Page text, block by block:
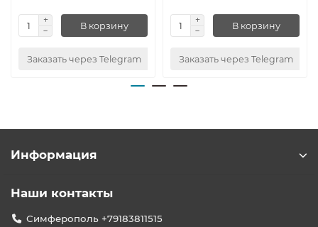
В корзину
Заказать через Telegram
В корзину
Заказать через Telegram
Информация
Наши контакты
Симферополь +79183811515